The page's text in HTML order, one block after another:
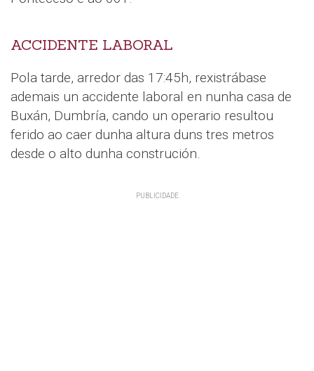
ACCIDENTE LABORAL
Pola tarde, arredor das 17:45h, rexistrábase
ademais un accidente laboral en nunha casa de
Buxán, Dumbría, cando un operario resultou
ferido ao caer dunha altura duns tres metros
desde o alto dunha construción.